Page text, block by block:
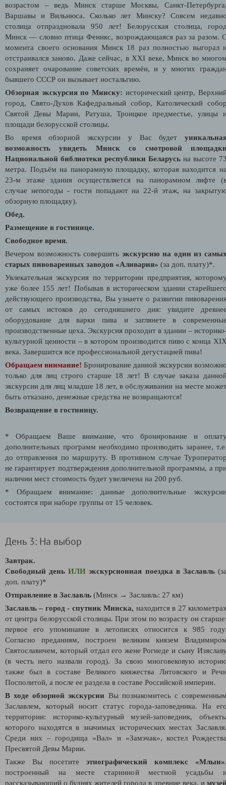
возрастом – ведь Минск старше Москвы, Санкт-
Варшавы и Вильнюса. Сколько лет Минску? Совсем
столица отпраздновала 950 лет! Белорусская столица,
Минск — словно птица Феникс, возрождающаяся раз за разом.
момента своего основания Минск 18 раз полностью выгорал
отстраивался заново. Даже сейчас, в XXI веке, Минск во
сохраняет очарование советских времён, и у многих
бывшего СССР он вызывает ностальгию.
Обзорная экскурсия по Минску: исторический центр,
город, Свято-Духов Кафедральный собор, Католический
Святой Девы Марии, Ратуша, Троицкое предместье, улицы
площади белорусской столицы.
Во время обзорной экскурсии у Вас будет
возможность увидеть Минск со смотровой
Национальной библиотеки республики Беларусь на высоте
метра. Подъём на панорамную площадку, которая находится
23-м этаже здания осуществляется на панорамном лифте
случае непогоды - гости попадают на 22-й этаж, на
обзорную площадку).
Обед.
Размещение в гостинице.
Свободное время.
Вечером возможность совершитьэкскурсию на один из
старых пивоваренных заводов «Аливария» (за доп. плату)*.
Увлекательная экскурсия по территории предприятия,
уже более 155 лет! Побывав в историческом здании
действующего производства, Вы узнаете о развитии
от самых истоков до сегодняшнего дня: увидите
оборудование для варки пива и заглянете в
производственные цеха. Экскурсия проходит в здании –
культурной ценности – в котором производится пиво с конца
века. Завершится все профессиональной дегустацией пива!
Обращаем внимание! Бронирование данной экскурсии
только для лиц строго старше 18 лет! В случае заказа
экскурсии для лиц младше 18 лет, в обслуживании на месте
быть отказано, денежные средства не возвращаются!
Возвращение в гостиницу.
* Обращаем Ваше внимание, что бронирование и
дополнительных программ необходимо производить заранее,
до отправления по маршруту. В противном случае
не гарантирует подтверждения дополнительной программы, а
наличии мест стоимость будет увеличена на 200 руб.
* Обращаем внимание: данные дополнительные
состоятся при наборе группы от 15 человек.
День 3: На выбор
Завтрак.
Свободный день ИЛИ экскурсионная поездка в Заславль
доп. плату)*
Отправление в Заславль (Минск → Заславль: 27 км)
Заславль – город - спутник Минска, находится в 27
от центра белорусской столицы. При этом по возрасту он
первое его упоминание в летописях относится к 985 году
Согласно преданиям, построен великим князем
Святославичем, который отдал его жене Рогнеде и сыну
(в честь него назвали город). За свою многовековую
также был в составе Великого княжества Литовского и
Посполитой, а после ее раздела в составе Российской империи.
В ходе обзорной экскурсии Вы познакомитесь с
Заславлем, который носит статус города-заповедника. На
территории: историко-культурный музей-заповедник,
которого находятся в значимых исторических местах
Среди них – городища «Вал» и «Замэчак», костел
Пресвятой Девы Марии.
Также Вы посетите этнографический комплекс «Млын»
построенный на месте старинной местной усадьбы
рассказывающий о буднях жителей города в древние века, и